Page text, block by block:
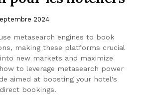
2024
metasearch engines to book
making these platforms crucial
new markets and maximize
to leverage metasearch power
aimed at boosting your hotel's
bookings.